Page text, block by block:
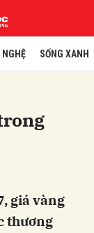
NGHỆ SỐNG XANH
giá vàng
thương